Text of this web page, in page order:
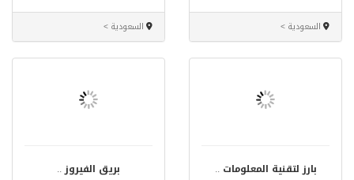
السعودية > السعودية >
بارز لتقنية المعلومات .. بريق الفيروز..